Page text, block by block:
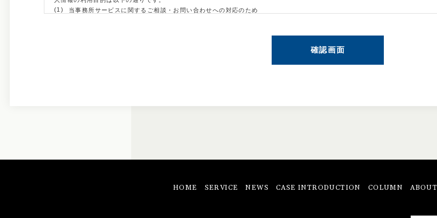
当事務所サービスに関するご相談・お問い合わせへの対応のため
当事務所は、お客さまよりお預かりした個人情報を適切に管理し、次のいずれかに該当する場合を除き、個人情報を第三者に開示
HOME SERVICE NEWS CASE INTRODUCTION COLUMN ABOUT